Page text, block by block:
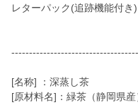
レターパック(追跡機能付き
[名称] ：深蒸し茶
[原材料名]：緑茶（静岡県産